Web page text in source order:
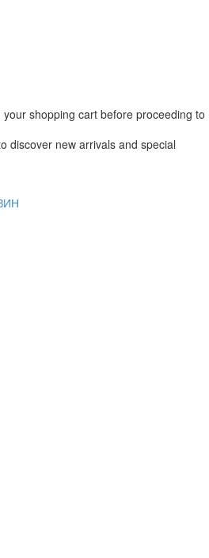
shopping cart before proceeding to
discover new arrivals and special